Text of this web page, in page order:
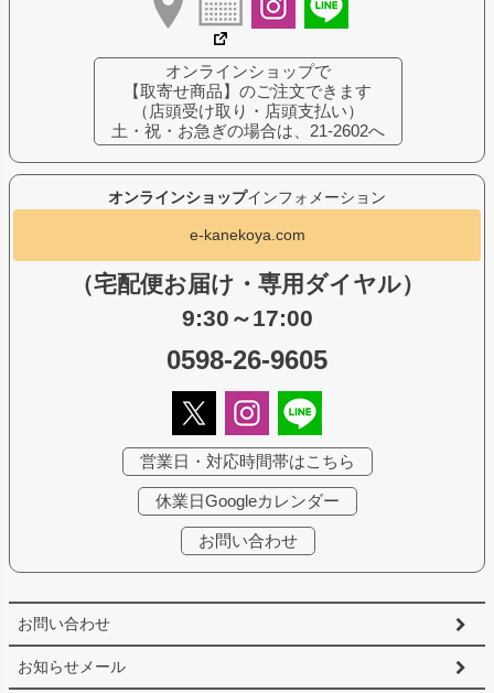
お問い合わせ
お知らせメール
オンラインショップインフォメーション
e-kanekoya.com
（宅配便お届け・専用ダイヤル）
9:30～17:00
0598-26-9605
営業日・対応時間帯はこちら
休業日Googleカレンダー
お問い合わせ
オンラインショップで
【取寄せ商品】のご注文できます
（店頭受け取り・店頭支払い）
土・祝・お急ぎの場合は、21-2602へ